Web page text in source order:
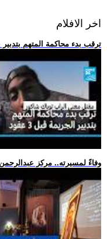
اخر الافلام
.. ترقب بدء محاكمة المتهم
.. وفاءً لمسيرته.. مركز